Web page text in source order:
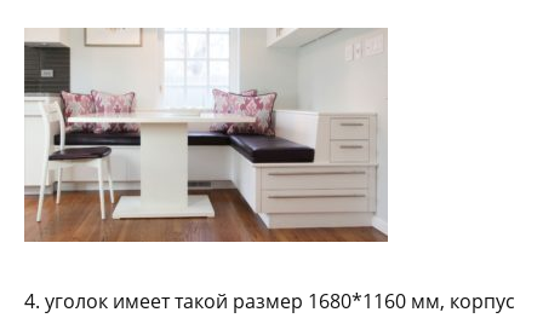
4. уголок имеет такой размер 1680*1160 мм, корпус